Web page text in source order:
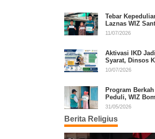
Tebar
Laznas WIZ
Anak Yatim dan
11/07/2026
Aktivasi IKD Jadi
Syarat, Dinsos
Sosialisasikan
10/07/2026
Program Berkah
Peduli, WIZ
Bantu Lansia dan
31/05/2026
Berita Religius